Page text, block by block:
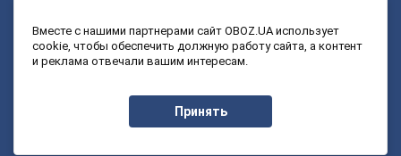
3 класс 9 класс
Вместе с нашими партнерами сайт OBOZ.UA использует
cookie, чтобы обеспечить должную работу сайта, а контент
и реклама отвечали вашим интересам.
Принять